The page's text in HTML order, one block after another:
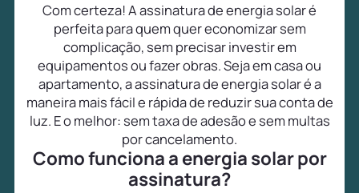
Com certeza! A assinatura de energia solar é
perfeita para quem quer economizar sem
complicação, sem precisar investir em
equipamentos ou fazer obras. Seja em casa ou
apartamento, a assinatura de energia solar é a
maneira mais fácil e rápida de reduzir sua conta de
luz. E o melhor: sem taxa de adesão e sem multas
por cancelamento.
Como funciona a energia solar por
assinatura?